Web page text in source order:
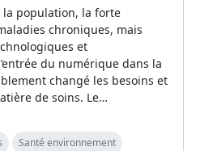
la population, la forte
chroniques, mais
et
du numérique dans la
changé les besoins et
de soins. Le…
Santé environnement